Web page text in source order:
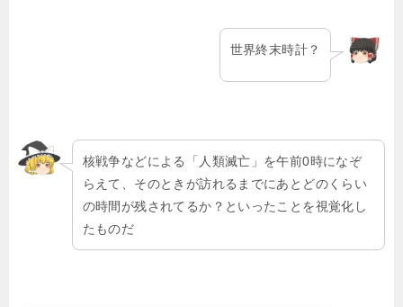
世界終末時計？
核戦争などによる「人類滅亡」を午前0時になぞ
らえて、そのときが訪れるまでにあとどのくらい
の時間が残されてるか？といったことを視覚化し
たものだ